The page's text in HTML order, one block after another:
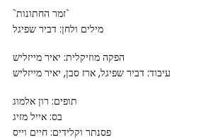
`זמר החתונות`
מילים ולחן: דביר שפיגל
הפקה מוזיקלית: יאיר מייזליש
עיבוד: דביר שפיגל, ארז סבן, יאיר מייזליש
תופים: רון אלמוג
בס: אייל מזיג
פסנתר וקלידים: חיים וייס